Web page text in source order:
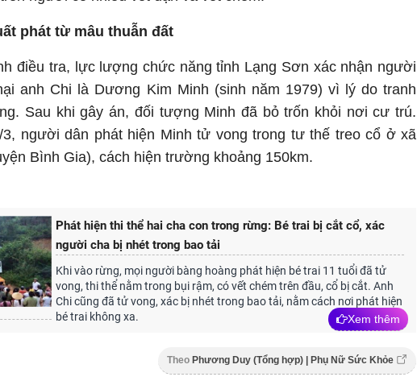
phát từ mâu thuẫn đất
điều tra, lực lượng chức năng tỉnh Lạng Sơn xác nhận người
anh Chi là Dương Kim Minh (sinh năm 1979) vì lý do tranh
Sau khi gây án, đối tượng Minh đã bỏ trốn khỏi nơi cư trú.
người dân phát hiện Minh tử vong trong tư thế treo cổ ở xã
Bình Gia), cách hiện trường khoảng 150km.
Phát hiện thi thể hai cha con trong rừng: Bé trai bị cắt cổ, xác
người cha bị nhét trong bao tải
Khi vào rừng, mọi người bàng hoàng phát hiện bé trai 11 tuổi đã tử
vong, thi thể nằm trong bụi rậm, có vết chém trên đầu, cổ bị cắt. Anh
Chi cũng đã tử vong, xác bị nhét trong bao tải, nằm cách nơi phát hiện
bé trai không xa.
Xem thêm
Theo Phương Duy (Tổng hợp) | Phụ Nữ Sức Khỏe